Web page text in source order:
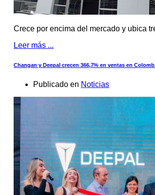
Crece por encima del mercado y ubica
Leer más ...
Changan y Deepal crecen 366,7% en ventas en
Publicado en Noticias